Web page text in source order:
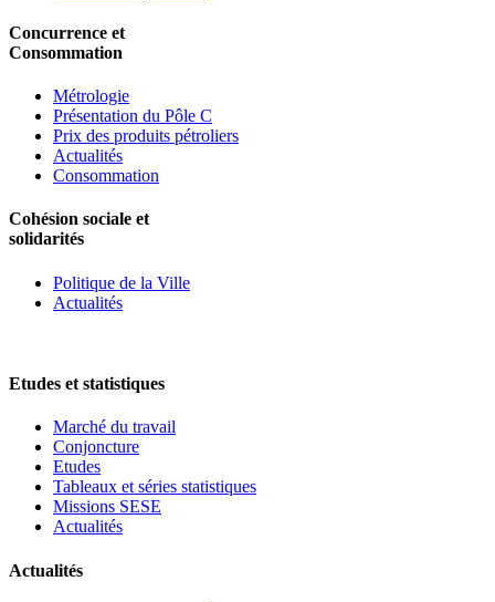
Concurrence et
Consommation
Métrologie
Présentation du Pôle C
Prix des produits pétroliers
Actualités
Consommation
Cohésion sociale et
solidarités
Politique de la Ville
Actualités
Etudes et statistiques
Marché du travail
Conjoncture
Etudes
Tableaux et séries statistiques
Missions SESE
Actualités
Actualités